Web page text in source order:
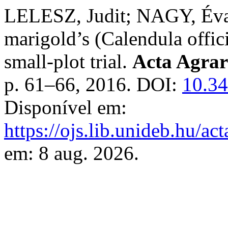
LELESZ, Judit; NAGY,
marigold’s (Calendula
small-plot trial. Acta
p. 61–66, 2016. DOI:
Disponível em:
https://ojs.lib.unideb.hu/
em: 8 aug. 2026.